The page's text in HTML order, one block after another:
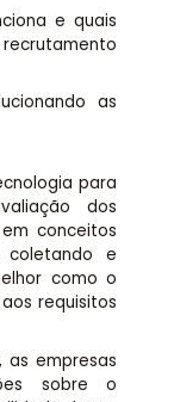
e quais
as
para
dos
conceitos
e
como o
requisitos
as empresas
sobre o